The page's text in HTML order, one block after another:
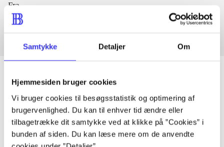
Samtykke Detaljer Om
Hjemmesiden bruger cookies
Vi bruger cookies til besøgsstatistik og optimering af
brugervenlighed. Du kan til enhver tid ændre eller
tilbagetrække dit samtykke ved at klikke på ”Cookies” i
bunden af siden. Du kan læse mere om de anvendte
Fra
Artikler
Alle registrerede artikler fordelt på udgivelser